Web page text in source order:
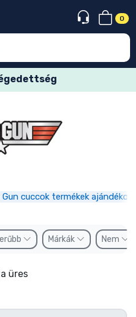
0
cuccok termékek ajándékok
Márkák Nem
üres